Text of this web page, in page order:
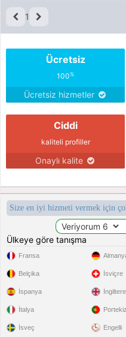
1
Ücretsiz
100%
Ücretsiz hizmetler
Ciddi
kaliteli profiller
Onaylı kalite
Size en iyi hizmeti vermek için
Ülkeye göre tanışma
Fransa
Belçika
İspanya
İtalya
İsveç
İsviçre
İngiltere
Portekiz
Engelli